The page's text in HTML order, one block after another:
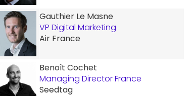
Gauthier Le Masne
VP Digital Marketing
Air France
Benoît Cochet
Managing Director France
Seedtag